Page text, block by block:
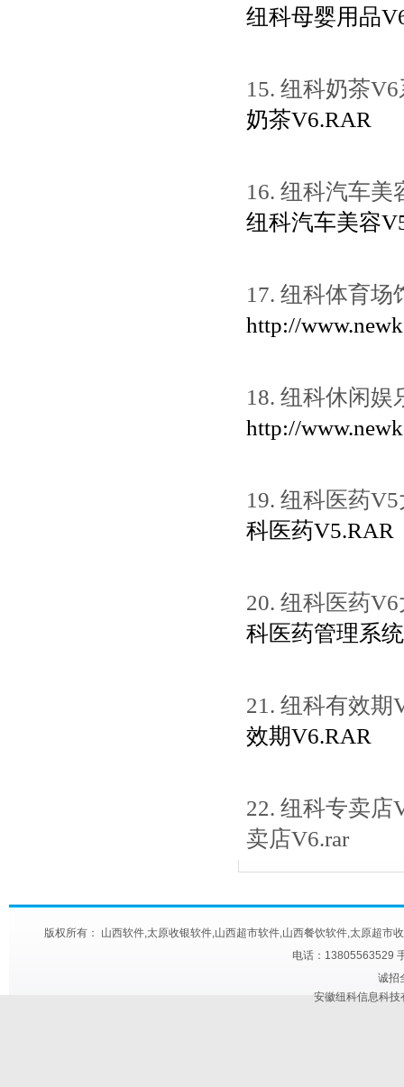
纽科母婴用品
15. 纽科奶茶
奶茶V6.RAR
16. 纽科汽车
纽科汽车美容
17. 纽科体育
http://
18. 纽科休闲
http://
19. 纽科医药
科医药V5.RAR
20. 纽科医药
科医药管理系
21. 纽科有效
效期V6.RAR
22. 纽科专卖
卖店V6.rar
版权所有： 山西软件,太原收银软件,山西超市软件,山西餐饮软件,太原超
电话：13805563529
诚招
安徽纽科信息科